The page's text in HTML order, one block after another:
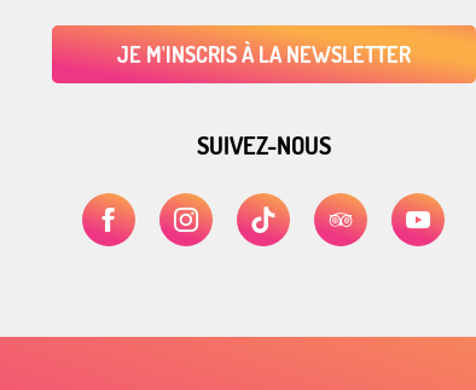
JE M'INSCRIS À LA NEWSLETTER
SUIVEZ-NOUS